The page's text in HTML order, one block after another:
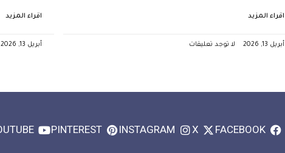
اقراء المزيد
أبريل 13, 2026 لا توجد تعليقات
اقراء المزيد
أبريل 13, 2026
FACEBOOK
X
INSTAGRAM
PINTEREST